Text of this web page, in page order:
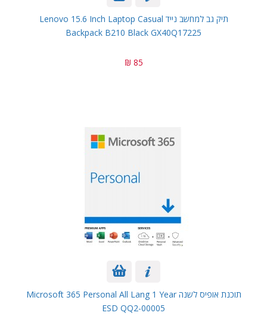
תיק גב למחשב נייד Lenovo 15.6 Inch Laptop Casual
Backpack B210 Black GX40Q17225
85 ₪
תוכנת אופיס לשנה Microsoft 365 Personal All Lang 1 Year
ESD QQ2-00005